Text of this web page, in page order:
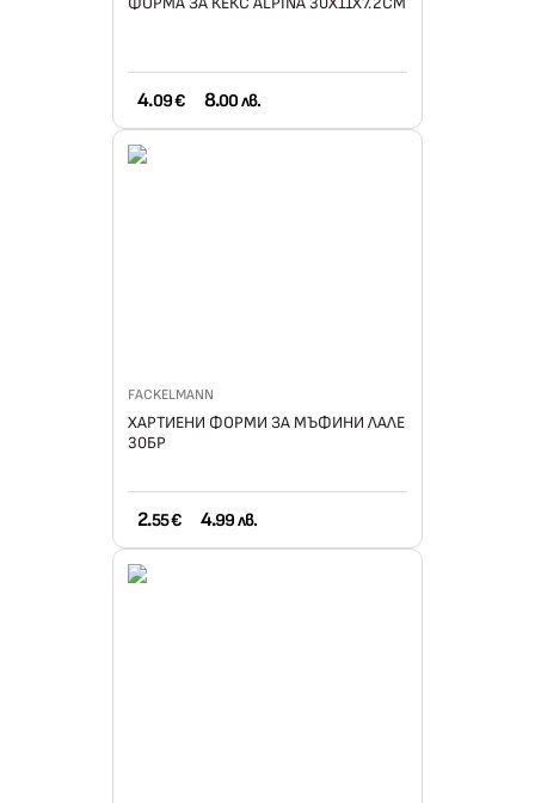
4.09 € 8.00 лв.
FACKELMANN
ХАРТИЕНИ ФОРМИ ЗА МЪФИНИ ЛАЛЕ
30БР
2.55 € 4.99 лв.